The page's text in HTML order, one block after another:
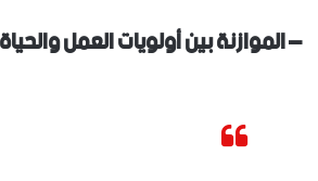
– الموازنة بين أولويات العمل